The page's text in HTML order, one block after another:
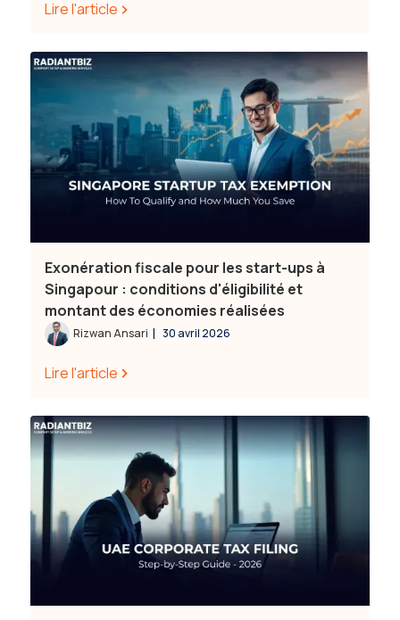
Lire l'article
Exonération fiscale pour les start-ups à
Singapour : conditions d'éligibilité et
montant des économies réalisées
Rizwan Ansari | 30 avril 2026
Lire l'article